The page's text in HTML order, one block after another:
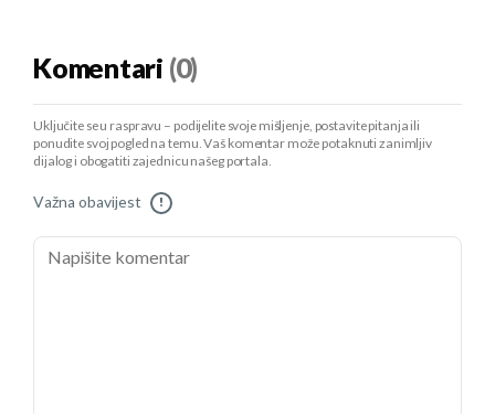
Komentari (0)
Uključite se u raspravu – podijelite svoje mišljenje, postavite pitanja ili
ponudite svoj pogled na temu. Vaš komentar može potaknuti zanimljiv
dijalog i obogatiti zajednicu našeg portala.
Važna obavijest !